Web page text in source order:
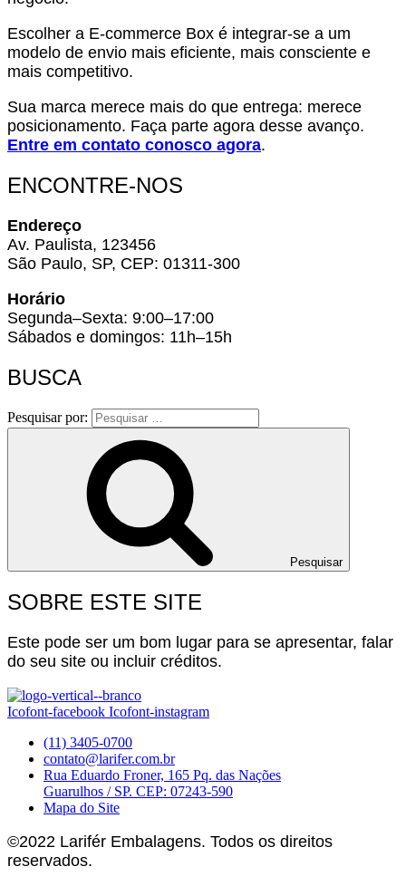
Escolher a E-commerce Box é integrar-se a um
modelo de envio mais eficiente, mais consciente e
mais competitivo.
Sua marca merece mais do que entrega: merece
posicionamento. Faça parte agora desse avanço.
Entre em contato conosco agora.
ENCONTRE-NOS
Endereço
Av. Paulista, 123456
São Paulo, SP, CEP: 01311-300
Horário
Segunda–Sexta: 9:00–17:00
Sábados e domingos: 11h–15h
BUSCA
Pesquisar por:
Pesquisar
SOBRE ESTE SITE
Este pode ser um bom lugar para se apresentar, falar
do seu site ou incluir créditos.
Icofont-facebook Icofont-instagram
(11) 3405-0700
contato@larifer.com.br
Rua Eduardo Froner, 165 Pq. das Nações
Guarulhos / SP. CEP: 07243-590
Mapa do Site
©2022 Larifér Embalagens. Todos os direitos
reservados.